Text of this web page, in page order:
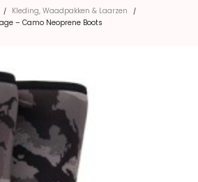
/ Kleding, Waadpakken & Laarzen /
– Camo Neoprene Boots